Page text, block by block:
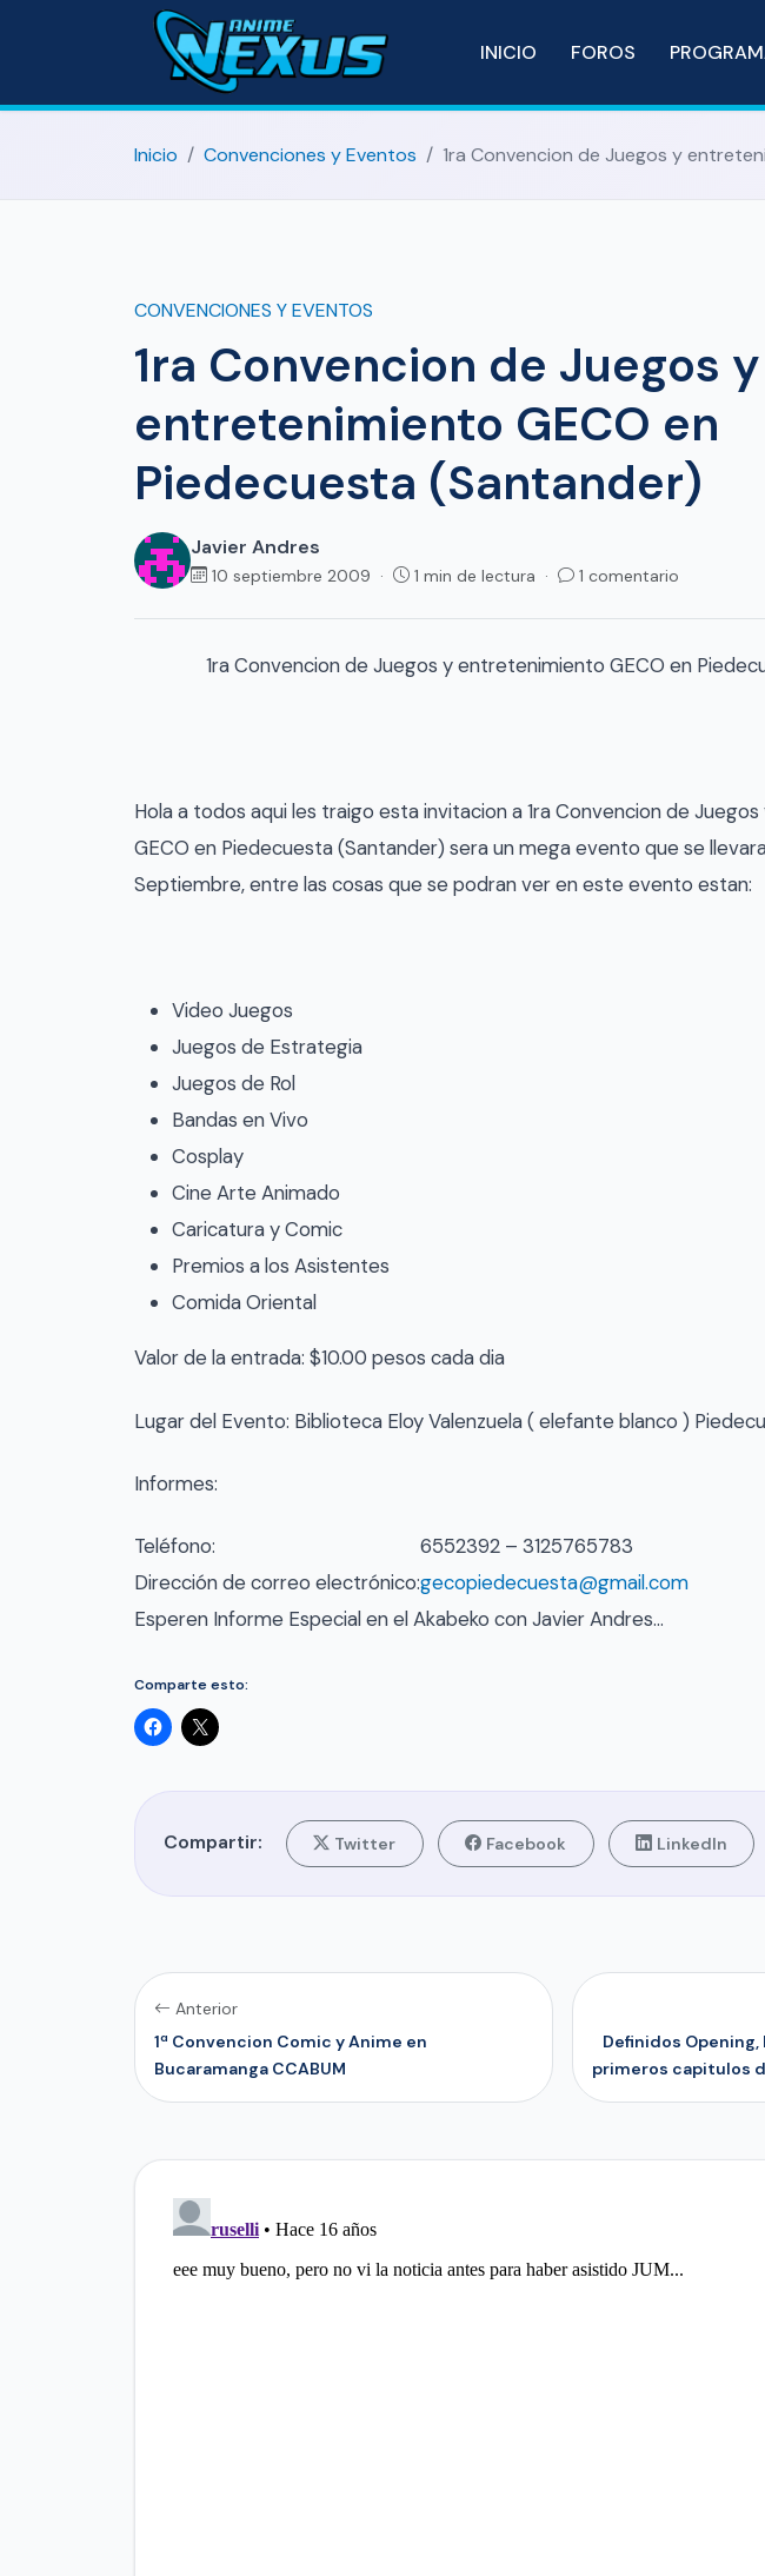
INICIO FOROS
Inicio Convenciones y Eventos 1ra Convencion de Juegos y
CONVENCIONES Y EVENTOS
1ra Convencion de Juegos y
entretenimiento GECO en
Piedecuesta (Santander)
Javier Andres
10 septiembre 2009 · 1 min de lectura · 1 comentario
1ra Convencion de Juegos y entretenimiento GECO en
Hola a todos aqui les traigo esta invitacion a 1ra Convencion de
GECO en Piedecuesta (Santander) sera un mega evento que se
Septiembre, entre las cosas que se podran ver en este evento estan:
Video Juegos
Juegos de Estrategia
Juegos de Rol
Bandas en Vivo
Cosplay
Cine Arte Animado
Caricatura y Comic
Premios a los Asistentes
Comida Oriental
Valor de la entrada: $10.00 pesos cada dia
Lugar del Evento: Biblioteca Eloy Valenzuela ( elefante blanco )
Informes:
Teléfono:
6552392 – 3125765783
Dirección de correo electrónico:gecopiedecuesta@gmail.com
Esperen Informe Especial en el Akabeko con Javier Andres…
Comparte esto:
Compartir: Twitter Facebook LinkedIn
Anterior
1ª Convencion Comic y Anime en
Bucaramanga CCABUM
Definidos
primeros capitulos